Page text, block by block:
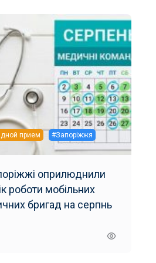
прием #Запоріжжя
оприлюднили
роботи мобільних
бригад на серпнь